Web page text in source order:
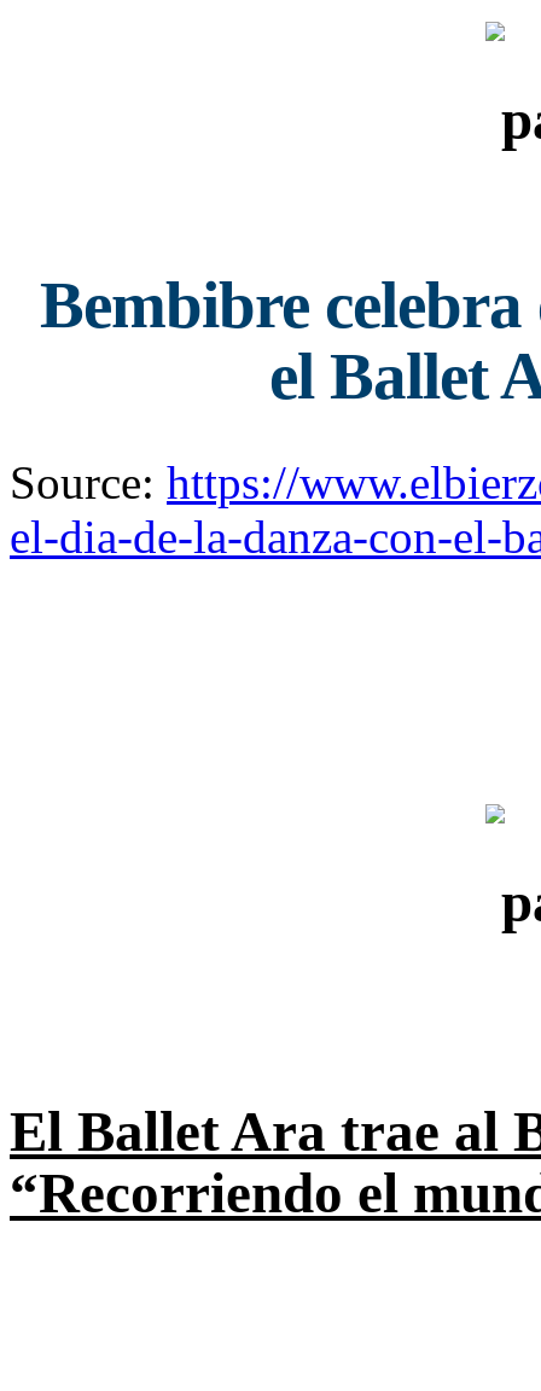
Bembibre
el Ballet
Source: https://
el-dia-de-la-danza-con-el-
El Ballet Ara trae al
“Recorriendo el